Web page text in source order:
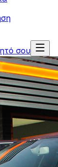
σου